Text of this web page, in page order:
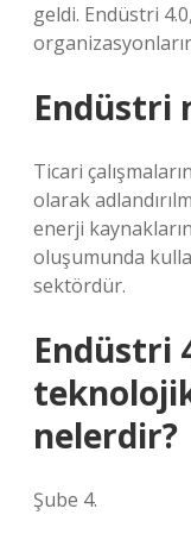
geldi. Endüstri
Endüstri
Ticari
olarak
enerji
oluşumunda
sektördür.
Endüstri
nelerdir?
Şube 4.